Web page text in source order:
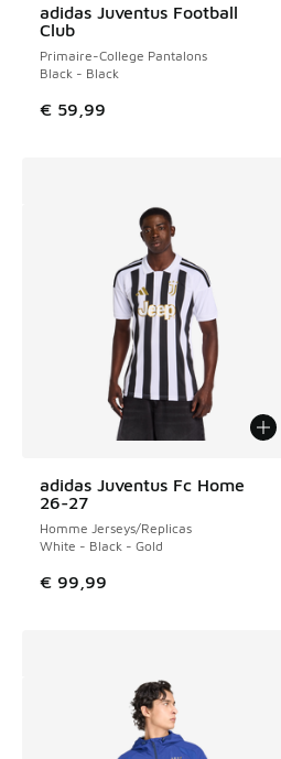
adidas Juventus Football
Club
Primaire-College Pantalons
Black - Black
€ 59,99
adidas Juventus Fc Home
26-27
Homme Jerseys/Replicas
White - Black - Gold
€ 99,99